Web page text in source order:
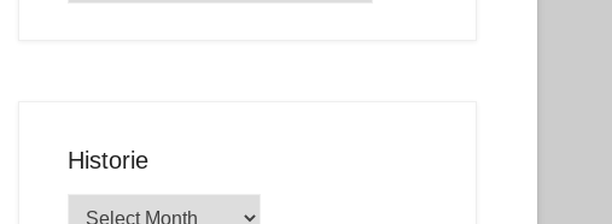
Historie
Historie